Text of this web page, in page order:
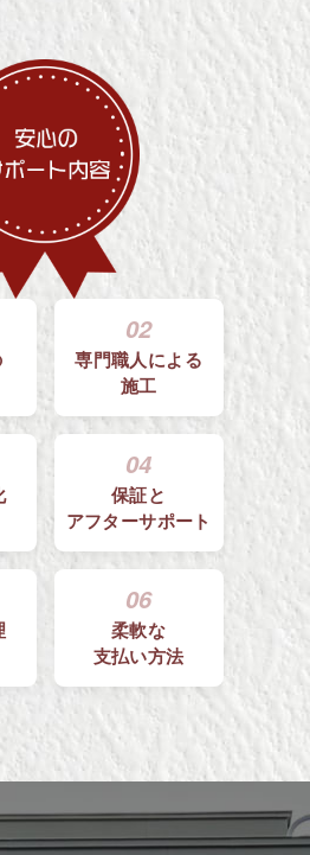
02
専門職人による
施工
04
保証と
アフターサポート
06
柔軟な
支払い方法